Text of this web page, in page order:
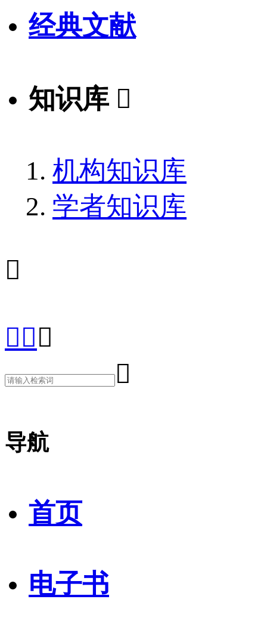
经典文献
知识库 
机构知识库
学者知识库



导航
首页
电子书